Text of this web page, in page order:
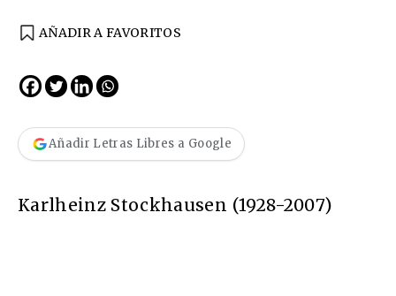
AÑADIR A FAVORITOS
Añadir Letras Libres a Google
Karlheinz Stockhausen (1928-2007)